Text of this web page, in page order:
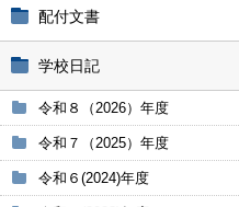
配付文書
学校日記
令和８（2026）年度
令和７（2025）年度
令和６(2024)年度